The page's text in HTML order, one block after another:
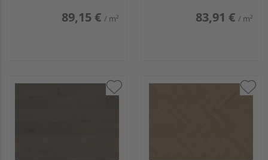
89,15 € / m² 83,91 € / m²